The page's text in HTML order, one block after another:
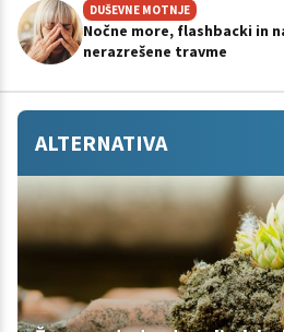
DUŠEVNE MOTNJE
Nočne more, flashbacki in
nerazrešene travme
ALTERNATIVA